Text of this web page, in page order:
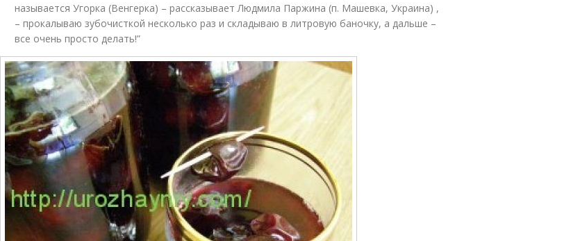
называется Угорка (Венгерка) – рассказывает Людмила Паржина (п. Машевка, Украина) ,
– прокалываю зубочисткой несколько раз и складываю в литровую баночку, а дальше –
все очень просто делать!”